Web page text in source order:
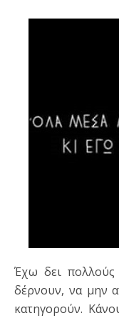
Έχω δει πολλούς θυμωμένους ανθρώπους να μην
δέρνουν, να μην
κατηγορούν.